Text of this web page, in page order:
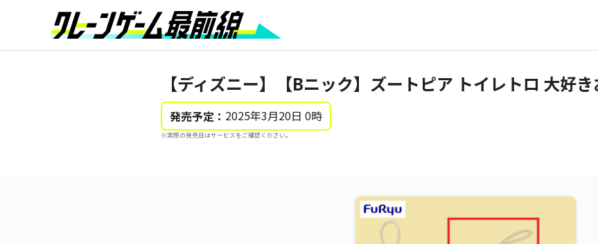
【ディズニー】【Bニック】ズートピア トイレトロ 大好
発売予定： 2025年3月20日 0時
※実際の発売日はサービスをご確認ください。